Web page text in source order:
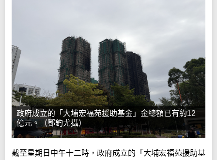
政府成立的「大埔宏福苑援助基金」金總額已有約12
億元。（鄧鈞尤攝）
截至星期日中午十二時，政府成立的「大埔宏福苑援助基